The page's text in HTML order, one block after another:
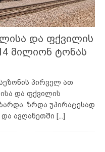
და ფქვილის
მილიონ ტონას
პირველ ათ
და ფქვილის
ზრდა უპირატესად
და ავღანეთში [...]